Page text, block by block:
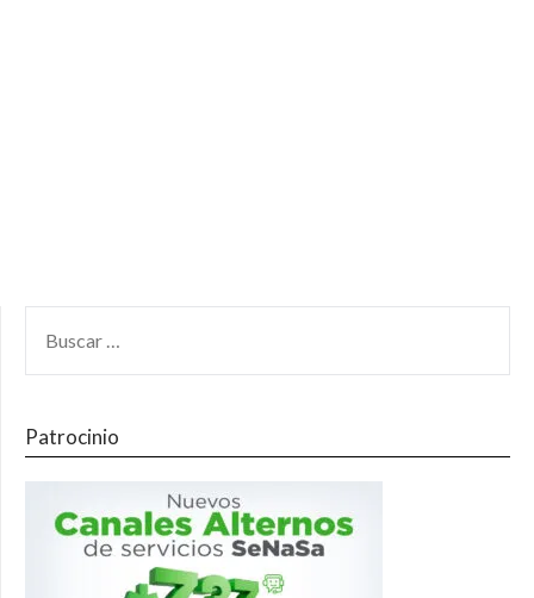
Patrocinio